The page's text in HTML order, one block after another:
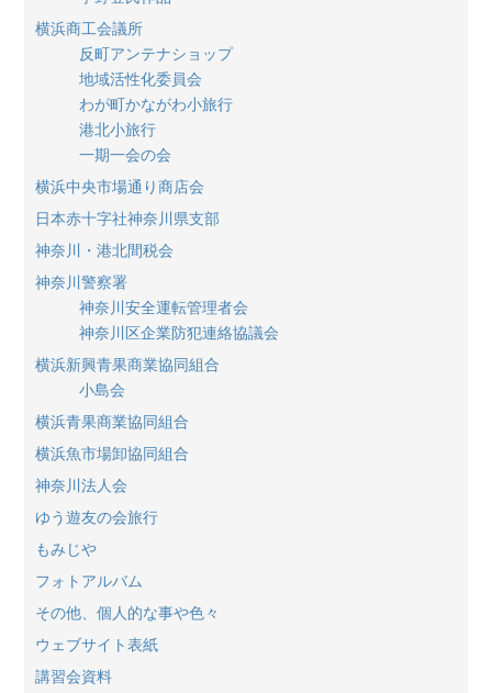
横浜商工会議所
反町アンテナショップ
地域活性化委員会
わが町かながわ小旅行
港北小旅行
一期一会の会
横浜中央市場通り商店会
日本赤十字社神奈川県支部
神奈川・港北間税会
神奈川警察署
神奈川安全運転管理者会
神奈川区企業防犯連絡協議会
横浜新興青果商業協同組合
小島会
横浜青果商業協同組合
横浜魚市場卸協同組合
神奈川法人会
ゆう遊友の会旅行
もみじや
フォトアルバム
その他、個人的な事や色々
ウェブサイト表紙
講習会資料